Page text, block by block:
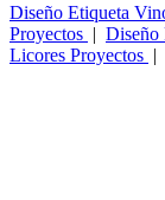
Diseño Etiqueta
Proyectos | Diseño
Licores Proyectos |